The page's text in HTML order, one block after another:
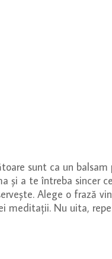
sunt ca un
a te întreba sincer
Alege o frază
meditații. Nu uita,